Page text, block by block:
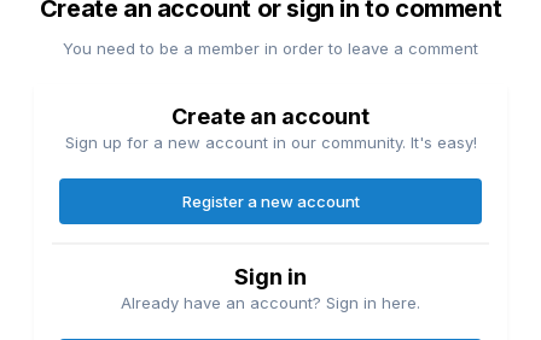
Create an account or sign in to comment
You need to be a member in order to leave a comment
Create an account
Sign up for a new account in our community. It's easy!
Register a new account
Sign in
Already have an account? Sign in here.